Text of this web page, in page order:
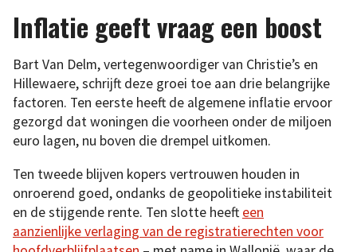
Inflatie geeft vraag een boost
Bart Van Delm, vertegenwoordiger van Christie’s en
Hillewaere, schrijft deze groei toe aan drie belangrijke
factoren. Ten eerste heeft de algemene inflatie ervoor
gezorgd dat woningen die voorheen onder de miljoen
euro lagen, nu boven die drempel uitkomen.
Ten tweede blijven kopers vertrouwen houden in
onroerend goed, ondanks de geopolitieke instabiliteit
en de stijgende rente. Ten slotte heeft een
aanzienlijke verlaging van de registratierechten voor